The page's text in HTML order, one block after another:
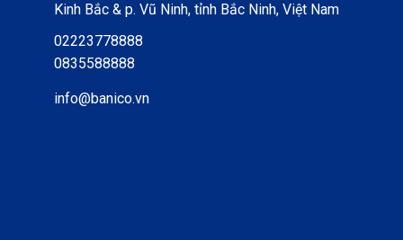
Kinh Bắc & p. Vũ Ninh, tỉnh Bắc Ninh, Việt Nam
02223778888
0835588888
info@banico.vn